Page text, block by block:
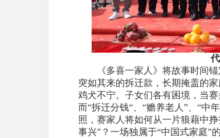
《多喜一家人》将故事时间锚
突如其来的拆迁款，长期掩盖的家
鸡犬不宁。子女们各有困境 ， 当
而“拆迁分钱“ “赡养老人 ”、“中年
照， 赛家人 将如何从一片狼藉中挣
事兴” ？ 一场独属于“中国式家庭”